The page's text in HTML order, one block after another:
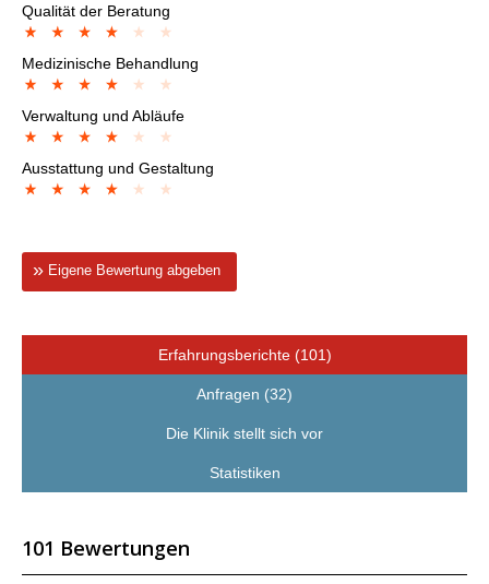
Qualität der Beratung
Medizinische Behandlung
Verwaltung und Abläufe
Ausstattung und Gestaltung
Eigene Bewertung abgeben
Erfahrungsberichte (101)
Anfragen (32)
Die Klinik stellt sich vor
Statistiken
101 Bewertungen